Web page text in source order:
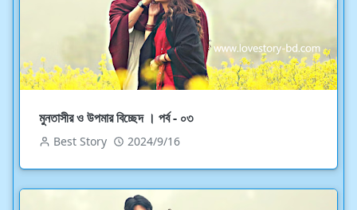
মুনতাসীর ও উপমার বিচ্ছেদ । পর্ব - ০৩
Best Story 2024/9/16